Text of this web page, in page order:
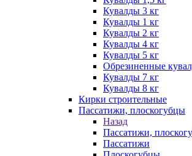
Кувалды 3 кг
Кувалды 1 кг
Кувалды 2 кг
Кувалды 4 кг
Кувалды 5 кг
Обрезиненные
Кувалды 7 кг
Кувалды 8 кг
Кирки строительные
Пассатижи, плоскогубцы
Назад
Пассатижи,
Пассатижи